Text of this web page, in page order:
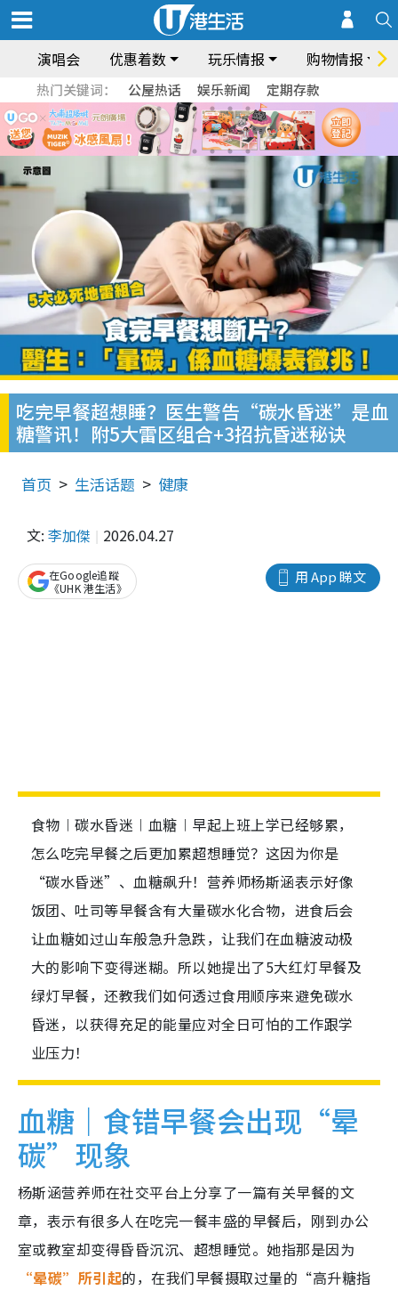
演唱会 优惠着数 玩乐情报 购物情报
热门关键词： 公屋热话 娱乐新闻 定期存款
吃完早餐超想睡？医生警告“碳水昏迷”是血
糖警讯！附5大雷区组合+3招抗昏迷秘诀
首页 生活话题 健康
文: 李加傑 2026.04.27
用 App 睇文
在Google追蹤
《UHK 港生活》
食物︱碳水昏迷︱血糖︱早起上班上学已经够累，
怎么吃完早餐之后更加累超想睡觉？这因为你是
“碳水昏迷”、血糖飙升！营养师杨斯涵表示好像
饭团、吐司等早餐含有大量碳水化合物，进食后会
让血糖如过山车般急升急跌，让我们在血糖波动极
大的影响下变得迷糊。所以她提出了5大红灯早餐及
绿灯早餐，还教我们如何透过食用顺序来避免碳水
昏迷，以获得充足的能量应对全日可怕的工作跟学
业压力！
血糖｜食错早餐会出现“晕
碳”现象
杨斯涵营养师在社交平台上分享了一篇有关早餐的文
章，表示有很多人在吃完一餐丰盛的早餐后，刚到办公
室或教室却变得昏昏沉沉、超想睡觉。她指那是因为
“晕碳”所引起的，在我们早餐摄取过量的“高升糖指